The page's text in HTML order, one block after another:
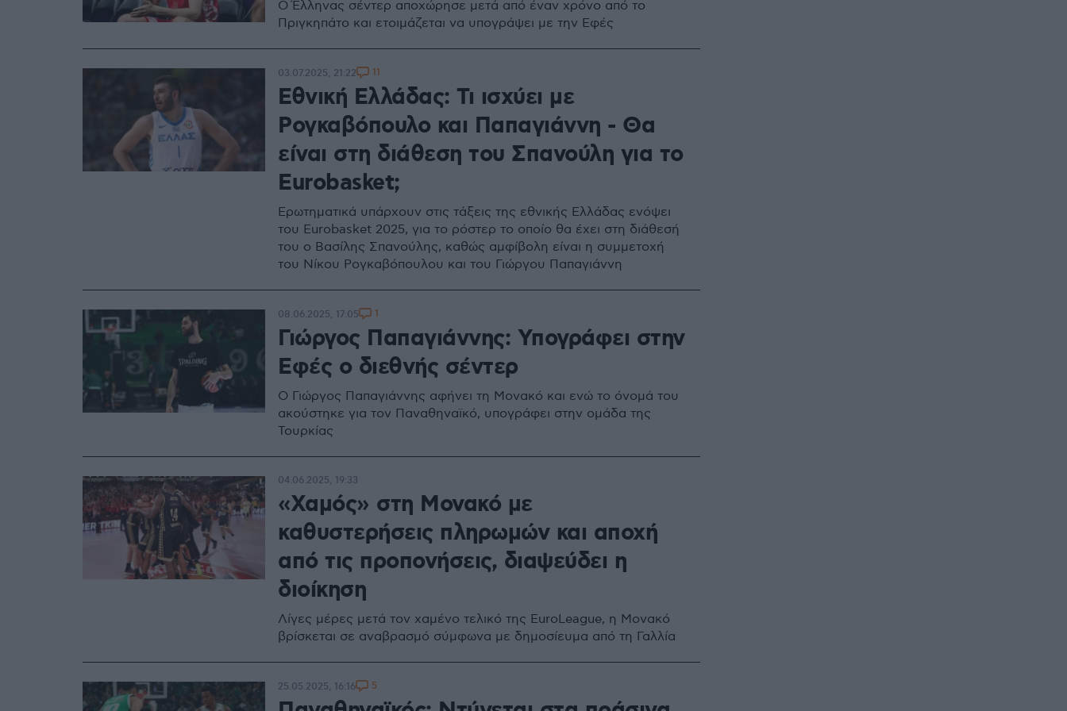
Ο Έλληνας σέντερ αποχώρησε μετά από έναν χρόνο από το
Πριγκηπάτο και ετοιμάζεται να υπογράψει με την Εφές
Εθνική Ελλάδας: Τι ισχύει με
Ρογκαβόπουλο και Παπαγιάννη - Θα
είναι στη διάθεση του Σπανούλη για το
Eurobasket;
Ερωτηματικά υπάρχουν στις τάξεις της εθνικής Ελλάδας ενόψει
του Eurobasket 2025, για το ρόστερ το οποίο θα έχει στη διάθεσή
του ο Βασίλης Σπανούλης, καθώς αμφίβολη είναι η συμμετοχή
του Νίκου Ρογκαβόπουλου και του Γιώργου Παπαγιάννη
03.07.2025, 21:22 11
Γιώργος Παπαγιάννης: Υπογράφει στην
Εφές ο διεθνής σέντερ
Ο Γιώργος Παπαγιάννης αφήνει τη Μονακό και ενώ το όνομά του
ακούστηκε για τον Παναθηναϊκό, υπογράφει στην ομάδα της
Τουρκίας
08.06.2025, 17:05 1
«Χαμός» στη Μονακό με
καθυστερήσεις πληρωμών και αποχή
από τις προπονήσεις, διαψεύδει η
διοίκηση
Λίγες μέρες μετά τον χαμένο τελικό της EuroLeague, η Μονακό
βρίσκεται σε αναβρασμό σύμφωνα με δημοσίευμα από τη Γαλλία
04.06.2025, 19:33
25.05.2025, 16:16 5